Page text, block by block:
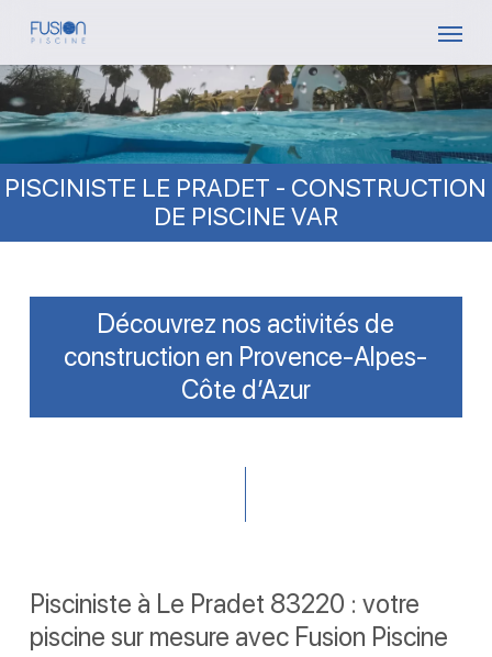
Skip
main
content
PISCINISTE LE PRADET - CONSTRUCTION
DE PISCINE VAR
Découvrez nos activités de
construction en Provence-Alpes-
Côte d’Azur
Pisciniste à Le Pradet 83220 : votre
piscine sur mesure avec Fusion Piscine